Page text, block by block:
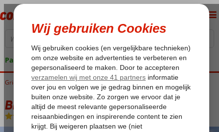
Pakketgarantie
Home
Griekenland Zakynthos Agios Sostis Bravo Apartments
Bravo Apartments
Logies-Appartement